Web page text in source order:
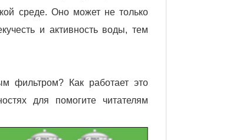
среде. Оно может не только
и активность воды, тем
фильтром? Как работает это
для помогите читателям